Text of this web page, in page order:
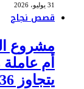
31 يوليو، 2026
قصص نجاح
مشروع
أم
يتجاوز 236 ألف دولار؟